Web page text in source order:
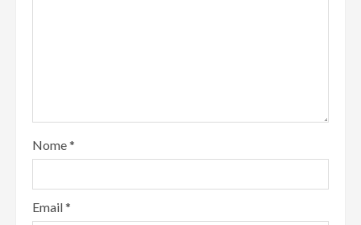
Nome*
Email*